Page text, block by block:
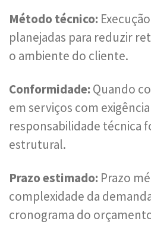
Método técnico:
planejadas para reduzir
o ambiente do cliente.
Conformidade: Quando
em serviços com
responsabilidade técnica
estrutural.
Prazo estimado: Prazo
complexidade da
cronograma do